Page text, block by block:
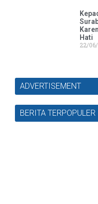
Hati
22/
ADVERTISEMENT
BERITA TERPOPULER